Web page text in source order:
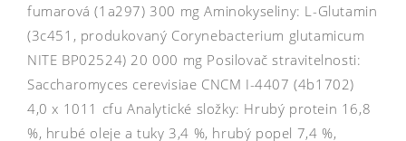
fumarová (1a297) 300 mg Aminokyseliny: L-Glutamin
(3c451, produkovaný Corynebacterium glutamicum
NITE BP02524) 20 000 mg Posilovač stravitelnosti:
Saccharomyces cerevisiae CNCM I-4407 (4b1702)
4,0 x 1011 cfu Analytické složky: Hrubý protein 16,8
%, hrubé oleje a tuky 3,4 %, hrubý popel 7,4 %,